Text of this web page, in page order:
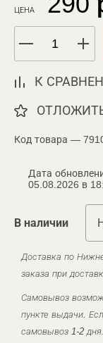
ЦЕНА
К
Код товара —
Дата
05.08.2026 в
В наличии
Доставка по
заказа при
Самовывоз
пункте выдачи.
самовывоз 1-2 дня.